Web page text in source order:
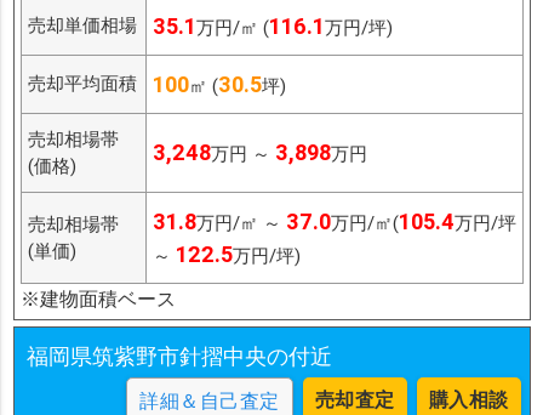
売却単価相場 35.1万円/㎡ (116.1万円/坪)
売却平均面積 100㎡ (30.5坪)
売却相場帯
(価格)
3,248万円 ～ 3,898万円
売却相場帯
(単価)
31.8万円/㎡ ～ 37.0万円/㎡(105.4万円/坪
～ 122.5万円/坪)
※建物面積ベース
福岡県筑紫野市針摺中央の付近
詳細＆自己査定 売却査定 購入相談